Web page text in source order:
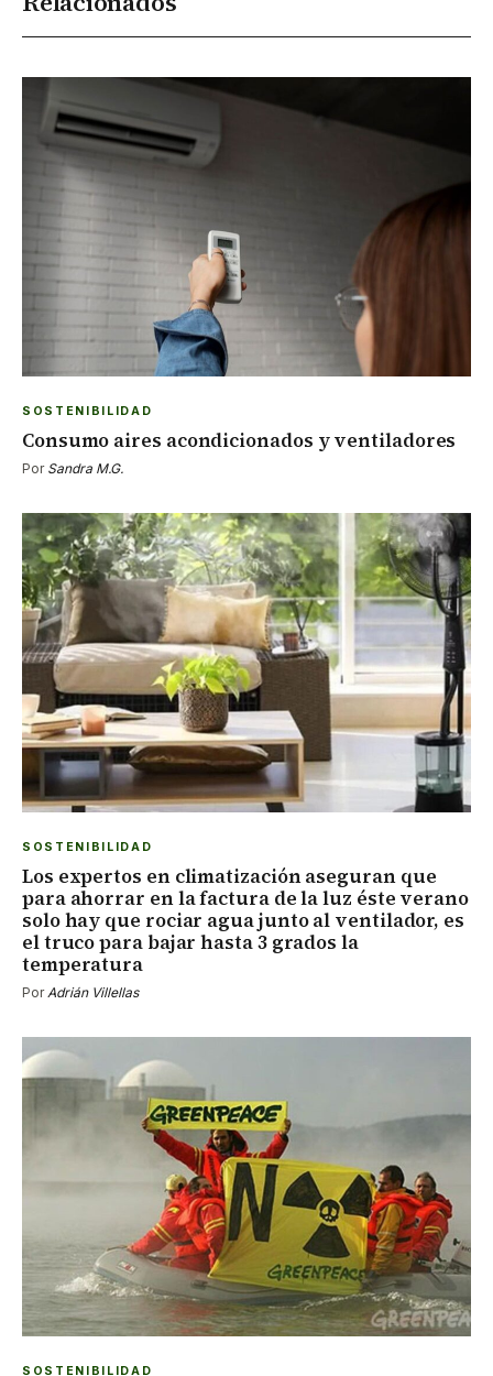
SOSTENIBILIDAD
Consumo aires acondicionados y ventiladores
Por Sandra M.G.
SOSTENIBILIDAD
Los expertos en climatización aseguran que
para ahorrar en la factura de la luz éste verano
solo hay que rociar agua junto al ventilador, es
el truco para bajar hasta 3 grados la
temperatura
Por Adrián Villellas
SOSTENIBILIDAD